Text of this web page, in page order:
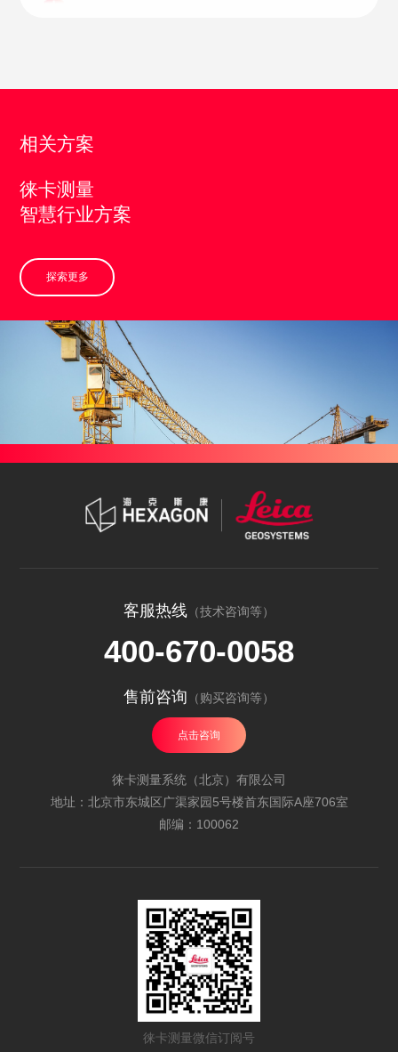
相关方案
徕卡测量
智慧行业方案
探索更多
客服热线 （技术咨询等）
400-670-0058
售前咨询 （购买咨询等）
点击咨询
徕卡测量系统（北京）有限公司
地址：北京市东城区广渠家园5号楼首东国际A座706室
邮编：100062
徕卡测量微信订阅号